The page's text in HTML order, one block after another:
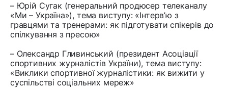
– Юрій Сугак (генеральний продюсер телеканалу
«Ми – Україна»), тема виступу: «Інтерв’ю з
гравцями та тренерами: як підготувати спікерів до
спілкування з пресою»
– Олександр Гливинський (президент Асоціації
спортивних журналістів України), тема виступу:
«Виклики спортивної журналістики: як вижити у
суспільстві соціальних мереж»